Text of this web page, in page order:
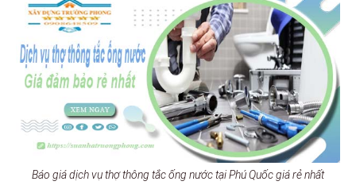
Báo giá dịch vụ thợ thông tắc ống nước tại Phú Quốc giá rẻ nhất